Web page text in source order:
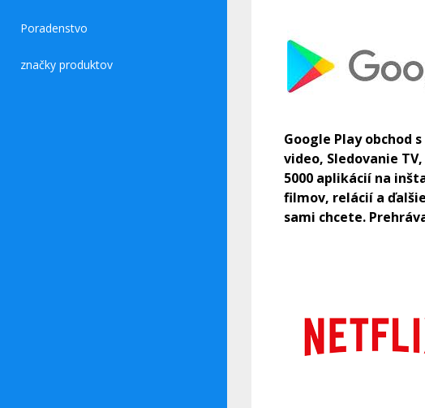
Poradenstvo
značky produktov
Google Play obchod s
video, Sledovanie
5000 aplikácií na
filmov, relácií a
sami chcete.